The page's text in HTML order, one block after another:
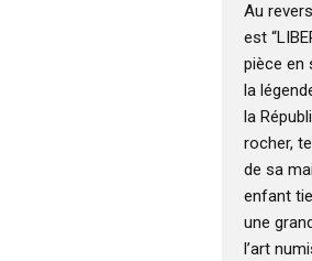
Au
est
pièce en
la
la
rocher,
de sa
enfant
une
l’art